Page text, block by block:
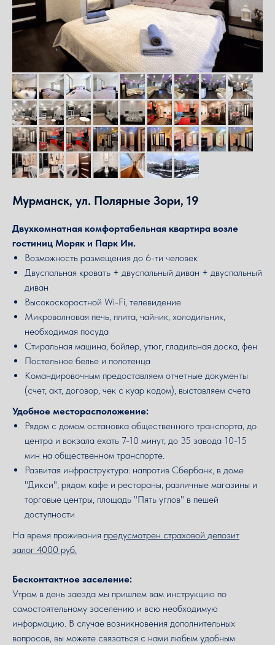
Мурманск, ул. Полярные Зори, 19
Двухкомнатная комфортабельная квартира возле
гостиниц Моряк и Парк Ин.
Возможность размещения до 6-ти человек
Двуспальная кровать + двуспальный диван + двуспальный
диван
Высокоскоростной Wi-Fi, телевидение
Микроволновая печь, плита, чайник, холодильник,
необходимая посуда
Стиральная машина, бойлер, утюг, гладильная доска, фен
Постельное белье и полотенца
Командировочным предоставляем отчетные документы
(счет, акт, договор, чек с куар кодом), выставляем счета
Удобное месторасположение:
Рядом с домом остановка общественного транспорта, до
центра и вокзала ехать 7-10 минут, до 35 завода 10-15
мин на общественном транспорте.
Развитая инфраструктура: напротив Сбербанк, в доме
"Дикси", рядом кафе и рестораны, различные магазины и
торговые центры, площадь "Пять углов" в пешей
доступности
На время проживания предусмотрен страховой депозит
залог 4000 руб.
Бесконтактное заселение:
Утром в день заезда мы пришлем вам инструкцию по
самостоятельному заселению и всю необходимую
информацию. В случае возникновения дополнительных
вопросов, вы можете связаться с нами любым удобным